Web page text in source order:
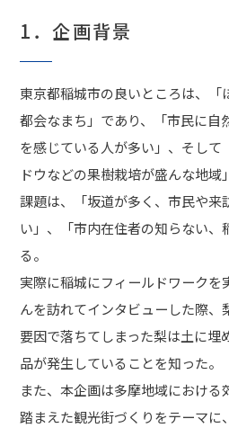
1．企画背景
東京都稲城市の良いところは、
都会なまち」であり、「市民に自
を感じている人が多い」、そして
ドウなどの果樹栽培が盛んな地域
課題は、「坂道が多く、市民や来
い」、「市内在住者の知らない、
る。
実際に稲城にフィールドワークを
んを訪れてインタビューした際、
要因で落ちてしまった梨は土に埋
品が発生していることを知った。
また、本企画は多摩地域における
踏まえた観光街づくりをテーマに